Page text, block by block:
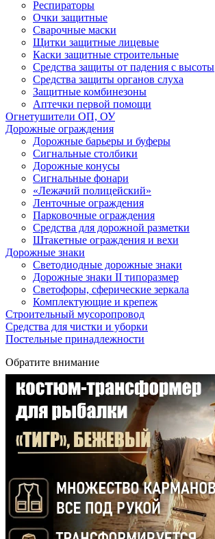
Респираторы
Очки защитные
Сварочные маски
Щитки защитные лицевые
Каски защитные строительные
Средства защиты от падения с высоты
Средства защиты органов слуха
Защитные комбинезоны
Аптечки первой помощи
Огнетушители ОП, ОУ
Дорожные ограждения
Дорожные барьеры и буферы
Сигнальные столбики
Дорожные конусы
Сигнальные фонари
«Лежачий полицейский»
Ленточные ограждения
Парковочные ограждения
Средства для дорожной разметки
Штакетные ограждения и вехи
Дорожные знаки
Светодиодные дорожные знаки
Дорожные знаки II типоразмер
Светофоры, сферические зеркала
Комплектующие и крепеж
Строительный мусоропровод
Средства для чистки и уборки
Постельные принадлежности
Обратите внимание